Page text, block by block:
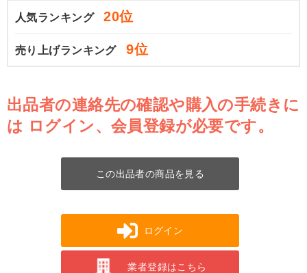
人気ランキング 20位
売り上げランキング 9位
出品者の連絡先の確認や購入の手続きに
は ログイン、会員登録が必要です。
この出品者の商品を見る
ログイン
業者登録はこちら